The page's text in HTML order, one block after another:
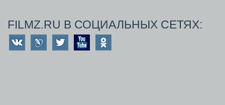
FILMZ.RU В СОЦИАЛЬНЫХ СЕТЯХ: